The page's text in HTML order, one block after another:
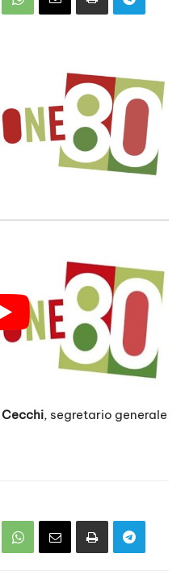
, segretario generale